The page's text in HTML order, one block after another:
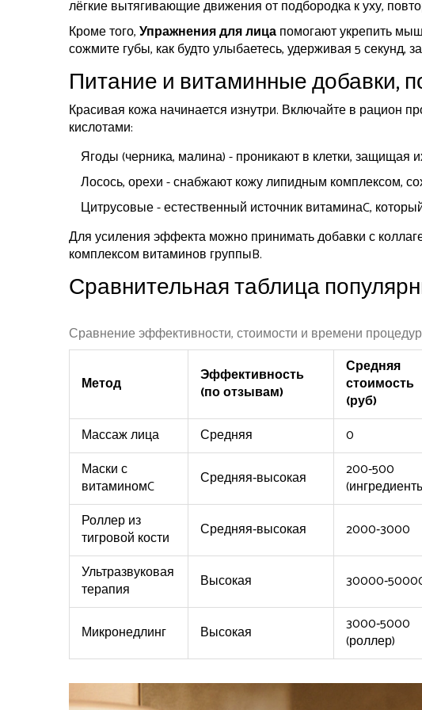
лёгкие вытягивающие движения от подбородка к уху,
Кроме того,Упражнения для лицапомогают укрепить
сожмите губы, как будто улыбаетесь, удерживая 5 секунд,
Питание и витаминные добавки,
Красивая кожа начинается изнутри. Включайте в рацион
кислотами:
Ягоды (черника, малина) - проникают в клетки, защищая
Лосось, орехи - снабжают кожу липидным комплексом,
Цитрусовые - естественный источник витаминаC,
Для усиления эффекта можно принимать добавки с
комплексом витаминов группыB.
Сравнительная таблица
Сравнение эффективности, стоимости и времени
Метод
Эффективность
(по отзывам)
Средняя
стоимость
(руб)
Массаж лица
Средняя 0
Маски с
витаминомC
Средняя‑высокая
200‑500
Роллер из
тигровой кости
Средняя‑высокая 2000‑3000
Ультразвуковая
терапия
Высокая
Микронедлинг Высокая
3000‑5000
(роллер)